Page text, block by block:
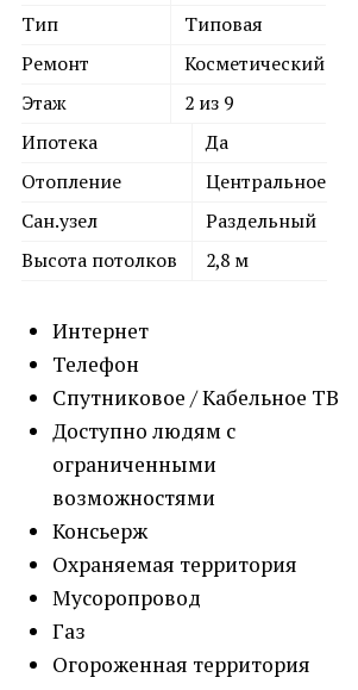
Тип
Типовая
Ремонт
Косметический
Этаж
2 из 9
Ипотека
Да
Отопление
Центральное
Сан.узел
Раздельный
Высота потолков
2,8 м
Интернет
Телефон
Спутниковое / Кабельное ТВ
Доступно людям с
ограниченными
возможностями
Консьерж
Охраняемая территория
Мусоропровод
Газ
Огороженная территория